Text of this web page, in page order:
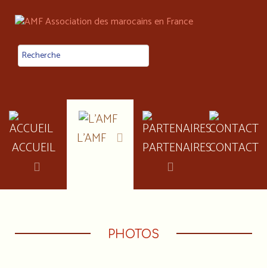
ACCUEIL L'AMF PARTENAIRESCONTACT
PHOTOS